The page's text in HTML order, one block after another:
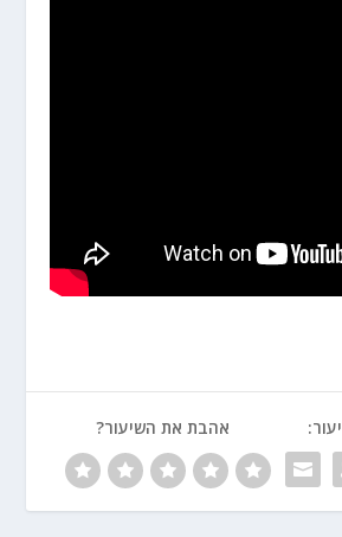
אהבת את השיעור?